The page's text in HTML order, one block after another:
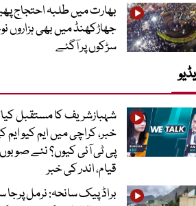
بھارت میں طلبہ احتجاج
جھاڑکھنڈ میں بھی ہزاروں
سڑکوں پر آگئے
شہبازشریف کا مستقبل
خبر، کراچی میں ایم کیو
پی ٹی آئی کیوں؟ نئے
قیام، اندر کی خبر
براڈ پیک سانحہ: نرمل